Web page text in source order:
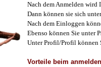
Nach dem Anmelden wird
Dann können sie sich
Nach dem Einloggen
Ebenso können Sie unter
Unter Profil/Profil können
Vorteile beim anmelden